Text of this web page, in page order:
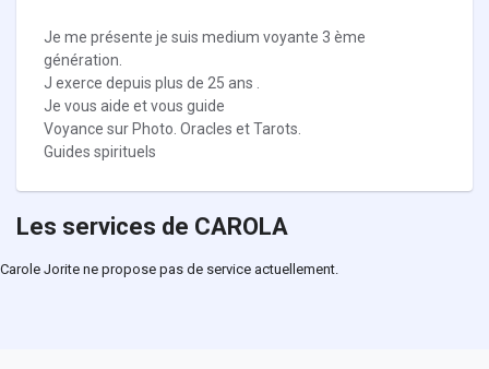
Je me présente je suis medium voyante 3 ème
génération.
J exerce depuis plus de 25 ans .
Je vous aide et vous guide
Voyance sur Photo. Oracles et Tarots.
Guides spirituels
Les services de CAROLA
Carole Jorite ne propose pas de service actuellement.